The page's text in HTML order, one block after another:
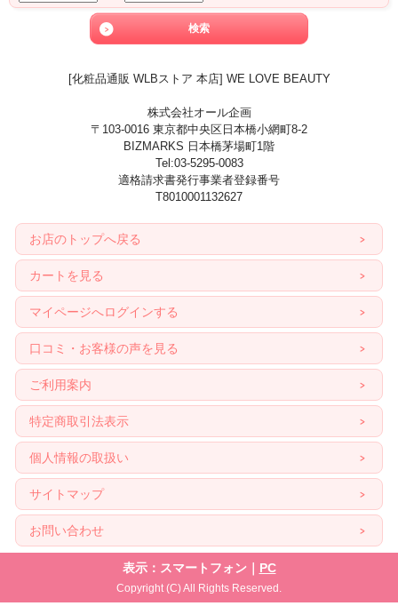
[化粧品通販 WLBストア 本店] WE LOVE BEAUTY
株式会社オール企画
〒103-0016 東京都中央区日本橋小網町8-2
BIZMARKS 日本橋茅場町1階
Tel:03-5295-0083
適格請求書発行事業者登録番号
T8010001132627
お店のトップへ戻る
カートを見る
マイページへログインする
口コミ・お客様の声を見る
ご利用案内
特定商取引法表示
個人情報の取扱い
サイトマップ
お問い合わせ
表示：スマートフォン｜ PC
Copyright (C) All Rights Reserved.